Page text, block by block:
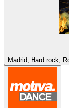
Madrid, Hard rock,